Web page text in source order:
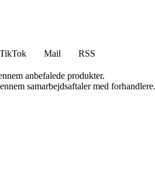
TikTok Mail
RSS
anbefalede produkter.
samarbejdsaftaler med